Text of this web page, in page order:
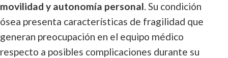
movilidad y autonomía personal. Su condición
ósea presenta características de fragilidad que
generan preocupación en el equipo médico
respecto a posibles complicaciones durante su